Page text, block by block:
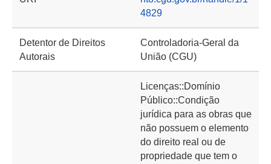
4829
Detentor de Direitos
Autorais
Controladoria-Geral da
União (CGU)
Licenças::Domínio
Público::Condição
jurídica para as obras que
não possuem o elemento
do direito real ou de
propriedade que tem o